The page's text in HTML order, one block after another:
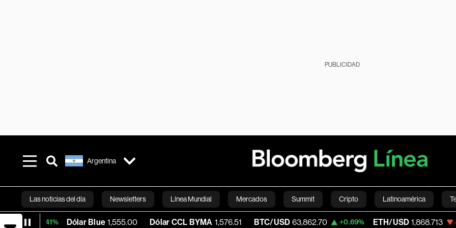
PUBLICIDAD
Argentina
Las noticias del día Newsletters Línea Mundial Mercados Summit Cripto Latinoamérica
Bloomberg Green Economía Estilo de vida Mundo Videos
Dólar Blue 1,555.00 Dólar CCL BYMA 1,576.51 BTC/USD 63,862.70 +0.69% ETH/USD 1,868.713 -0.70%